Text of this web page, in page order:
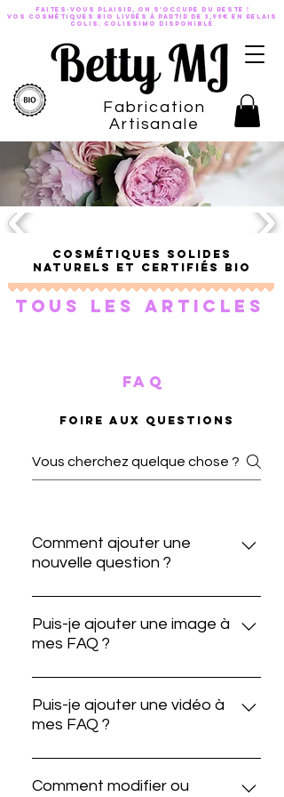
Faites-vous plaisir, on s'occupe du reste !
VOS COSMÉTIQUES BIO LIVRÉS À PARTIR DE 3,99€ EN RELAIS
COLis. Colissimo disponible
Fabrication
Artisanale
Cosmétiques solides
naturels et certifiés bio
Tous les articles
fa q
Foire aux questions
Comment ajouter une
nouvelle question ?
Pour ajouter une nouvelle
questions, allez aux paramètres
de l'appli et cliquez sur le bouton «
Puis-je ajouter une image à
mes FAQ ?
Oui ! Pour ajouter une image,
veuillez suivre ces instructions :
Allez aux paramètres de l'appli
à laquelle vous souhaitez ajouter
Puis-je ajouter une vidéo à
mes FAQ ?
Oui ! Les utilisateurs peuvent
ajouter une vidéo YouTube ou
Comment modifier ou